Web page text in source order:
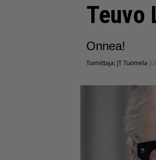
Teuvo
Onnea!
Toimittaja: JT Tuomela